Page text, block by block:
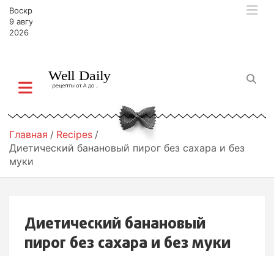
Воскресенье,
9 августа,
2026
Главная
Recipes
Диетический банановый пирог без сахара и без
муки
Диетический банановый
пирог без сахара и без муки